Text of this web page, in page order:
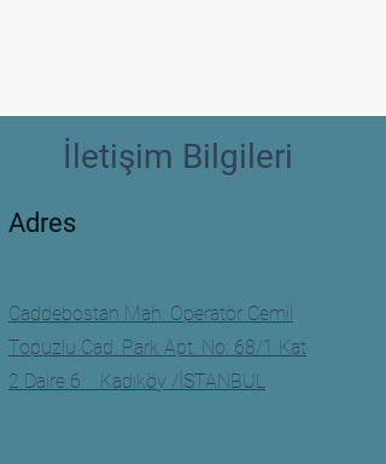
İletişim Bilgileri
Adres
Caddebostan Mah. Operatör Cemil
Topuzlu Cad. Park Apt. No: 68/1 Kat
2 Daire 6 Kadıköy /İSTANBUL